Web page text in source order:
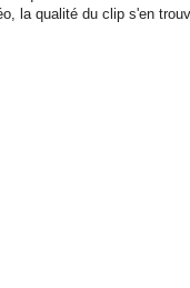
la qualité du clip s'en